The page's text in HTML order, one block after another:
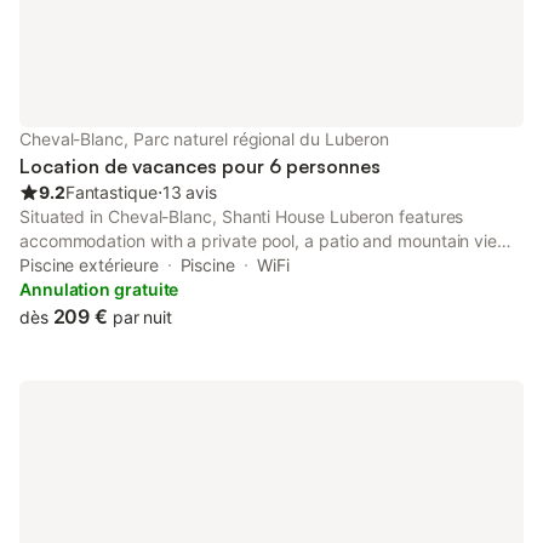
Cheval-Blanc, Parc naturel régional du Luberon
Location de vacances pour 6 personnes
9.2Fantastique⋅13 avis
Situated in Cheval-Blanc, Shanti House Luberon features
accommodation with a private pool, a patio and mountain views.
This property offers access to a terrace, free private parking
and free WiFi.
Piscine extérieure Piscine
WiFi
Annulation gratuite
dès 209 € par nuit